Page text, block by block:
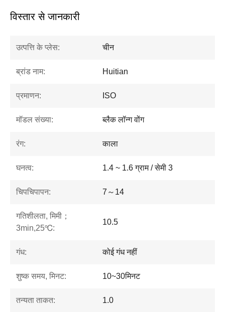
विस्तार से जानकारी
उत्पत्ति के प्लेस: चीन
ब्रांड नाम: Huitian
प्रमाणन: ISO
मॉडल संख्या: ब्लैक लॉन्ग वोंग
रंग: काला
घनत्व: 1.4 ~ 1.6 ग्राम / सेमी 3
चिपचिपापन: 7～14
गतिशीलता, मिमी；
3min,25℃:
10.5
गंध: कोई गंध नहीं
शुष्क समय, मिनट: 10~30मिनट
तन्यता ताकत: 1.0